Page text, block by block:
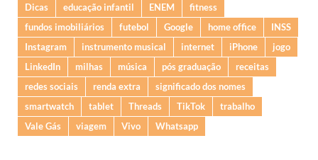
Dicas
educação infantil ENEM
fitness
fundos imobiliários
futebol Google home office
INSS
Instagram
instrumento musical internet iPhone
jogo
LinkedIn
milhas música pós graduação
receitas
redes sociais
renda extra
significado dos nomes
smartwatch
tablet Threads TikTok
trabalho
Vale Gás
viagem Vivo Whatsapp